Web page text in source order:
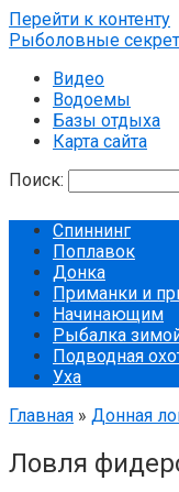
Перейти к контенту
Рыболовные
Видео
Водоемы
Базы отдыха
Карта сайта
Поиск:
Спиннинг
Поплавок
Донка
Приманки и
Начинающим
Рыбалка
Подводная
Уха
Главная » Донная
Ловля